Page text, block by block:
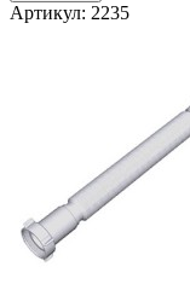
Артикул: 2235